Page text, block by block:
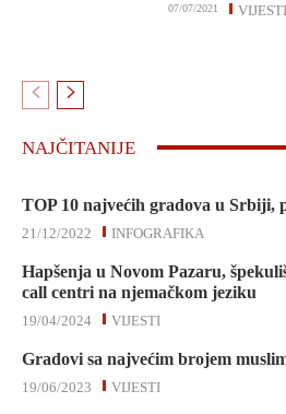
VIJESTI
07/07/2021
NAJČITANIJE
TOP 10 najvećih gradova u Srbiji,
INFOGRAFIKA
21/12/2022
Hapšenja u Novom Pazaru,
call centri na njemačkom jeziku
VIJESTI
19/04/2024
Gradovi sa najvećim brojem
VIJESTI
19/06/2023